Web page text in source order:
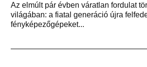
Az elmúlt pár évben váratlan fordulat
világában: a fiatal generáció újra
fényképezőgépeket...